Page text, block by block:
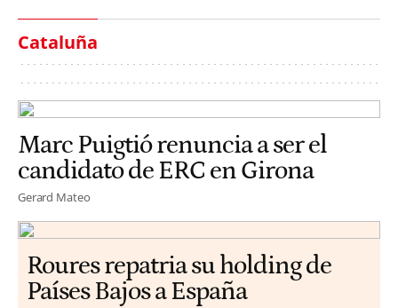
Cataluña
Marc Puigtió renuncia a ser el
candidato de ERC en Girona
Gerard Mateo
Roures repatria su holding de
Países Bajos a España